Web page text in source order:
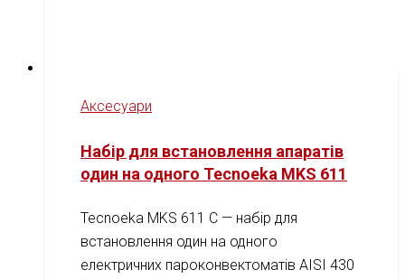
Аксесуари
Набір для встановлення апаратів
один на одного Tecnoeka MKS 611
Tecnoeka MKS 611 C — набір для
встановлення один на одного
електричних пароконвектоматів AISI 430